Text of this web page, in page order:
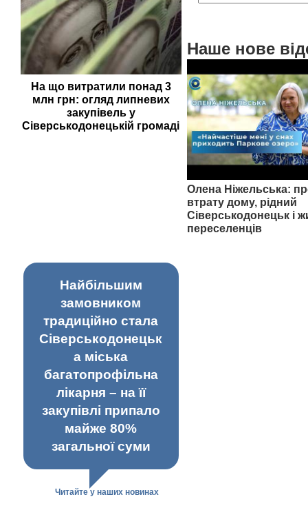
На що витратили понад 3
млн грн: огляд липневих
закупівель у
Сіверськодонецькій громаді
Наше нове
Олена Ніжельська:
втрату дому, рідний
Сіверськодонецьк і
переселенців
Найбільшим
замовником
традиційно стала
Сіверськодонецьк
а міська
багатопрофільна
лікарня – на її
закупівлі припало
майже 80%
загальної суми
Читайте у наших новинах